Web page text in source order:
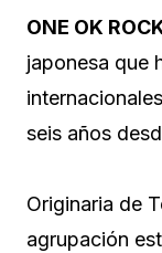
ONE OK
japonesa que
seis años
Originaria de
agrupación